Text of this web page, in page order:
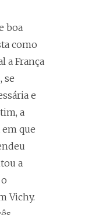
boa
como
a França
se
e
a
que
a
Vichy.